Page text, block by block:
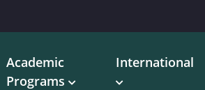
Academic
Programs
International